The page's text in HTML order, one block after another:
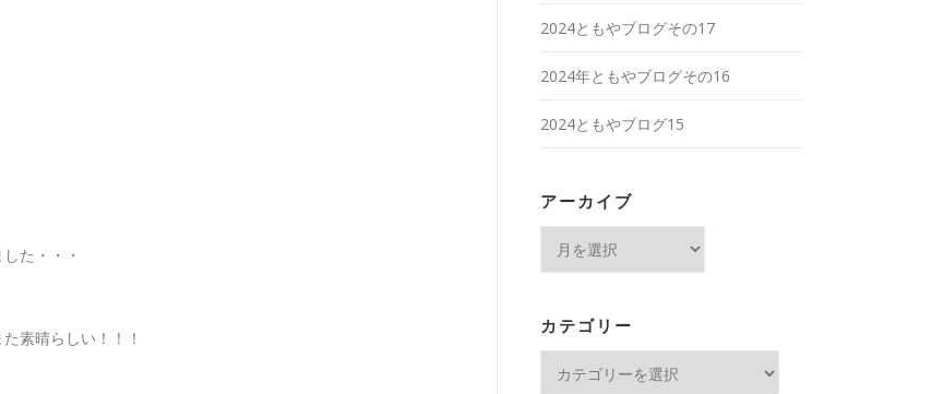
た・・・
素晴らしい！！！
2024ともやブログその17
2024年ともやブログその16
2024ともやブログ15
アーカイブ
ブ
カテゴリー